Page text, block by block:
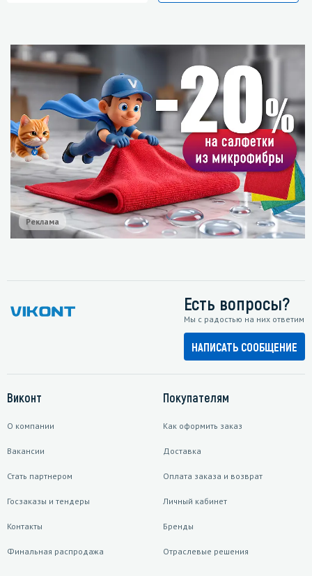
Реклама
Есть вопросы?
Мы с радостью на них ответим
НАПИСАТЬ СООБЩЕНИЕ
Виконт
О компании
Вакансии
Стать партнером
Госзаказы и тендеры
Контакты
Финальная распродажа
Покупателям
Как оформить заказ
Доставка
Оплата заказа и возврат
Личный кабинет
Бренды
Отраслевые решения